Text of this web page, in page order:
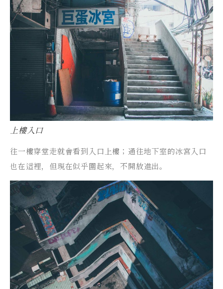
上樓入口
往一樓穿堂走就會看到入口上樓；通往地下室的冰宮入口
也在這裡，但現在似乎圍起來，不開放進出。